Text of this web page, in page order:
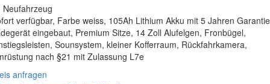
Neufahrzeug
verfügbar, Farbe weiss, 105Ah Lithium Akku mit 5 Jahren
eingebaut, Premium Sitze, 14 Zoll Alufelgen, Fronbügel,
Sounsystem, kleiner Kofferraum, Rückfahrkamera,
nach §21 mit Zulassung L7e
anfragen